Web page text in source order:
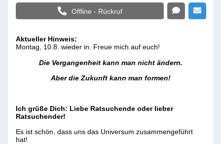
Offline - Rückruf
Aktueller Hinweis:
Montag, 10.8. wieder in. Freue mich auf euch!
Die Vergangenheit kann man nicht ändern.
Aber die Zukunft kann man formen!
Ich grüße Dich: Liebe Ratsuchende oder lieber
Ratsuchender!
Es ist schön, dass uns das Universum zusammengeführt
hat!